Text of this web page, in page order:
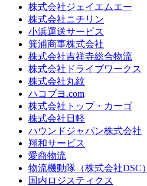
株式会社ジェイエムエー
株式会社ニチリン
小浜運送サービス
箕浦商事株式会社
株式会社吉祥寺総合物流
株式会社ドライブワークス
株式会社丸紋
ハコブヨ.com
株式会社トップ・カーゴ
株式会社日軽
ハウンドジャパン株式会社
翔和サービス
愛商物流
物流機動隊（株式会社DSC）
国内ロジスティクス